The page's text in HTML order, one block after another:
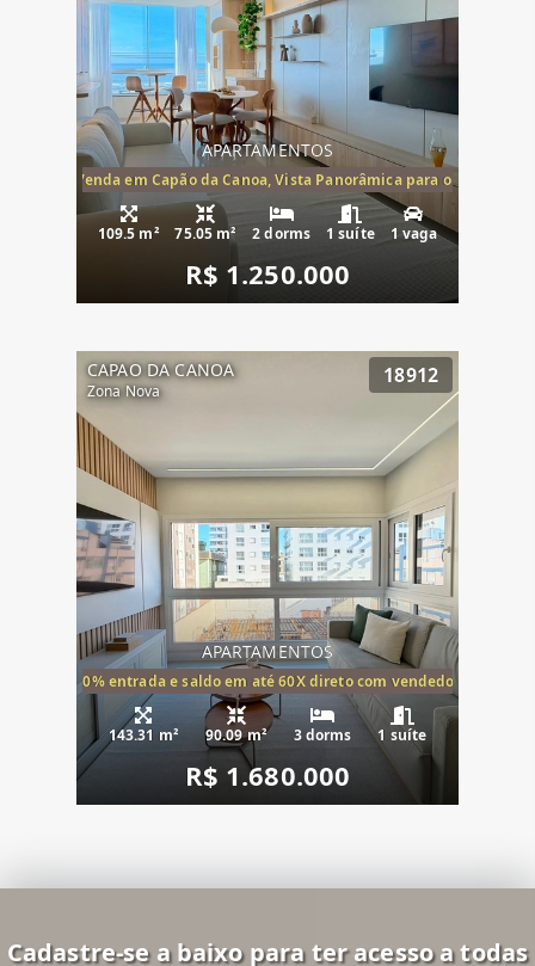
APARTAMENTOS
Mar à Venda em Capão da Canoa, Vista Panorâmica para o Mar, 2
109.5 m² 75.05 m² 2 dorms 1 suíte 1 vaga
R$ 1.250.000
CAPAO DA CANOA
Zona Nova
18912
APARTAMENTOS
20% entrada e saldo em até 60X direto com vendedor
143.31 m² 90.09 m² 3 dorms 1 suíte
R$ 1.680.000
Cadastre-se a baixo para ter acesso a todas